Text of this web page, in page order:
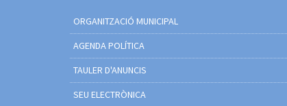
ORGANITZACIÓ MUNICIPAL
AGENDA POLÍTICA
TAULER D'ANUNCIS
SEU ELECTRÒNICA